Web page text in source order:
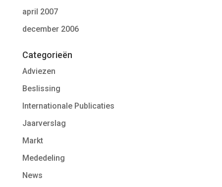
april 2007
december 2006
Categorieën
Adviezen
Beslissing
Internationale Publicaties
Jaarverslag
Markt
Mededeling
News